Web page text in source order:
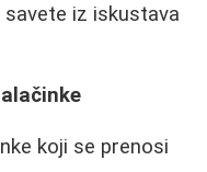
iz iskustava
koji se prenosi